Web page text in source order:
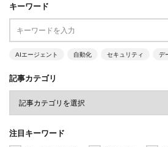
キーワード
AIエージェント 自動化 セキュリティ デ
記事カテゴリ
注目キーワード